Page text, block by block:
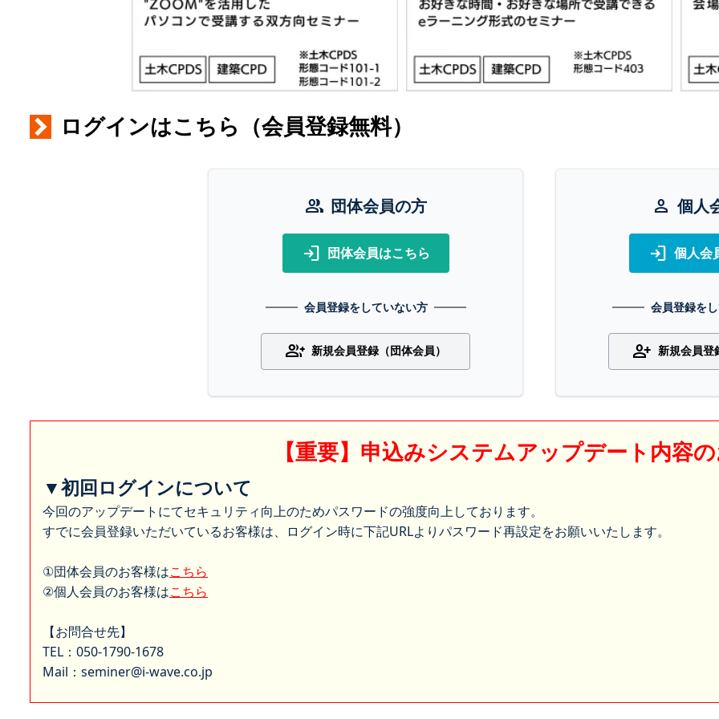
ログインはこちら（会員登録無料）
group 団体会員の方
login 団体会員はこちら
会員登録をしていない方
group_add 新規会員登録（団体会員）
person 個人
login 個人会
会員登録を
person_add 新規会員登
【重要】申込みシステムアップデート内容
▼初回ログインについて
今回のアップデートにてセキュリティ向上のためパスワードの強度向上しております。
すでに会員登録いただいているお客様は、ログイン時に下記URLよりパスワード再設定をお願いいたします。
①団体会員のお客様はこちら
②個人会員のお客様はこちら
【お問合せ先】
TEL：050-1790-1678
Mail：seminer@i-wave.co.jp